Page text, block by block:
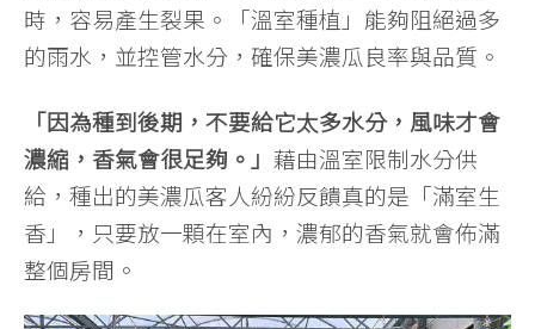
時，容易產生裂果。「溫室種植」能夠阻絕過多
的雨水，並控管水分，確保美濃瓜良率與品質。
「因為種到後期，不要給它太多水分，風味才會
濃縮，香氣會很足夠。」 藉由溫室限制水分供
給，種出的美濃瓜客人紛紛反饋真的是「滿室生
香」，只要放一顆在室內，濃郁的香氣就會佈滿
整個房間。